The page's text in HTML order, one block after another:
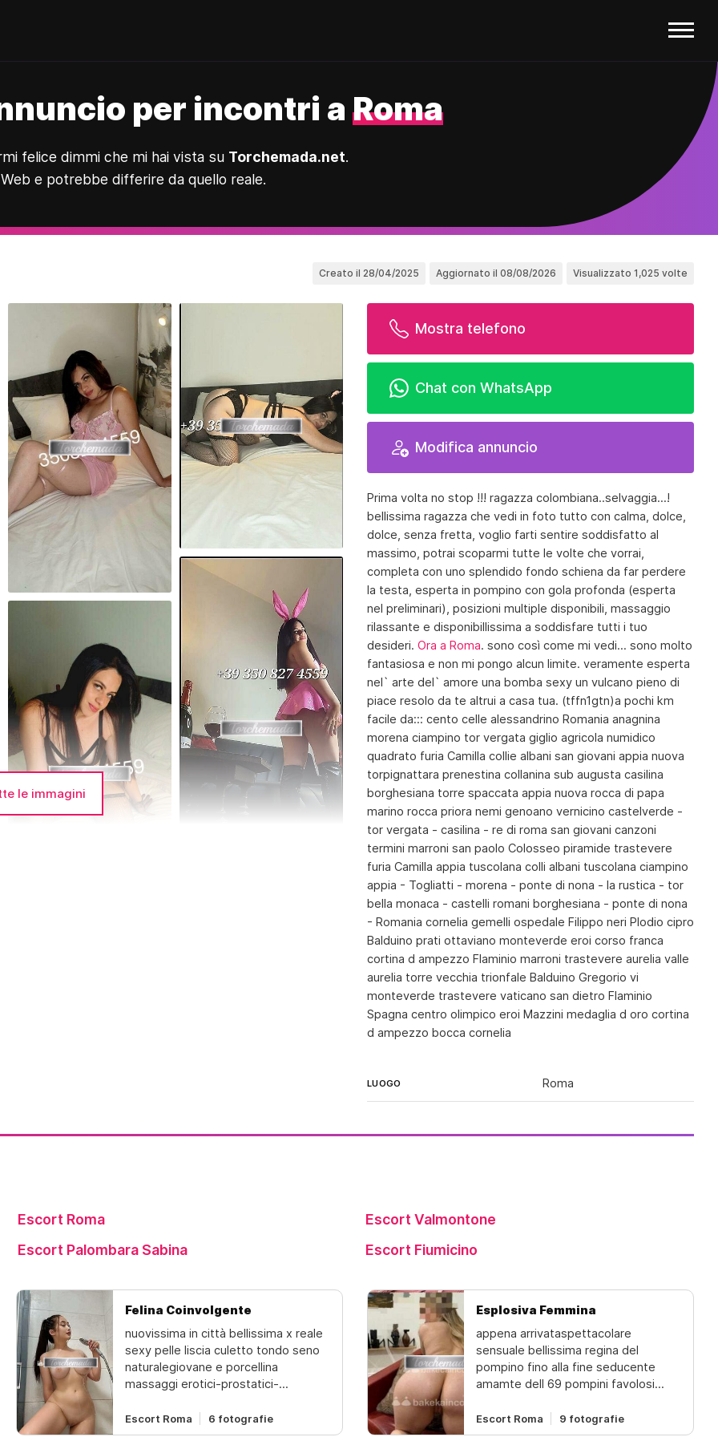
per incontri a Roma
felice dimmi che mi hai vista su Torchemada.net.
e potrebbe differire da quello reale.
Creato il 28/04/2025 Aggiornato il 08/08/2026 Visualizzato 1,025 volte
le immagini
Mostra telefono
Chat con WhatsApp
Modifica annuncio
Prima volta no stop !!! ragazza colombiana..selvaggia...!
bellissima ragazza che vedi in foto tutto con calma, dolce,
dolce, senza fretta, voglio farti sentire soddisfatto al
massimo, potrai scoparmi tutte le volte che vorrai,
completa con uno splendido fondo schiena da far perdere
la testa, esperta in pompino con gola profonda (esperta
nel preliminari), posizioni multiple disponibili, massaggio
rilassante e disponibillissima a soddisfare tutti i tuo
desideri. Ora a Roma. sono così come mi vedi... sono molto
fantasiosa e non mi pongo alcun limite. veramente esperta
nel` arte del` amore una bomba sexy un vulcano pieno di
piace resolo da te altrui a casa tua. (tffn1gtn)a pochi km
facile da::: cento celle alessandrino Romania anagnina
morena ciampino tor vergata giglio agricola numidico
quadrato furia Camilla collie albani san giovani appia nuova
torpignattara prenestina collanina sub augusta casilina
borghesiana torre spaccata appia nuova rocca di papa
marino rocca priora nemi genoano vernicino castelverde -
tor vergata - casilina - re di roma san giovani canzoni
termini marroni san paolo Colosseo piramide trastevere
furia Camilla appia tuscolana colli albani tuscolana ciampino
appia - Togliatti - morena - ponte di nona - la rustica - tor
bella monaca - castelli romani borghesiana - ponte di nona
- Romania cornelia gemelli ospedale Filippo neri Plodio cipro
Balduino prati ottaviano monteverde eroi corso franca
cortina d ampezzo Flaminio marroni trastevere aurelia valle
aurelia torre vecchia trionfale Balduino Gregorio vi
monteverde trastevere vaticano san dietro Flaminio
Spagna centro olimpico eroi Mazzini medaglia d oro cortina
d ampezzo bocca cornelia
LUOGO Roma
Escort Roma
Escort Valmontone
Escort Palombara Sabina
Escort Fiumicino
Felina Coinvolgente
nuovissima in città bellissima x reale
sexy pelle liscia culetto tondo seno
naturalegiovane e porcellina
massaggi erotici-prostatici-
bellissima 100%un suono di bomba
Escort Roma 6 fotografie
Esplosiva Femmina
appena arrivataspettacolare
sensuale bellissima regina del
pompino fino alla fine seducente
amamte dell 69 pompini favolosi
é tutte le posizionifisico da urlo
Escort Roma 9 fotografie